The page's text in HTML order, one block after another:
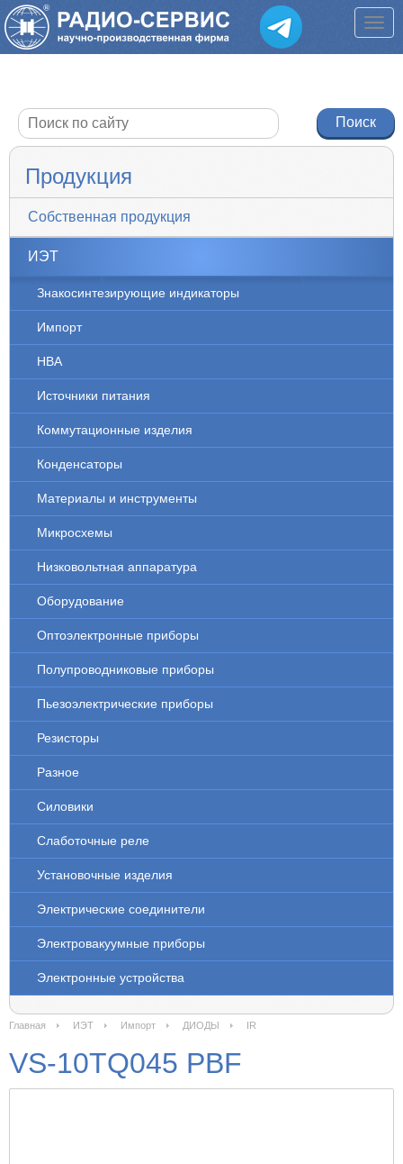
Продукция
Собственная продукция
ИЭТ
Знакосинтезирующие индикаторы
Импорт
НВА
Источники питания
Коммутационные изделия
Конденсаторы
Материалы и инструменты
Микросхемы
Низковольтная аппаратура
Оборудование
Оптоэлектронные приборы
Полупроводниковые приборы
Пьезоэлектрические приборы
Резисторы
Разное
Силовики
Слаботочные реле
Установочные изделия
Электрические соединители
Электровакуумные приборы
Электронные устройства
Главная ИЭТ Импорт ДИОДЫ IR
VS-10TQ045 PBF